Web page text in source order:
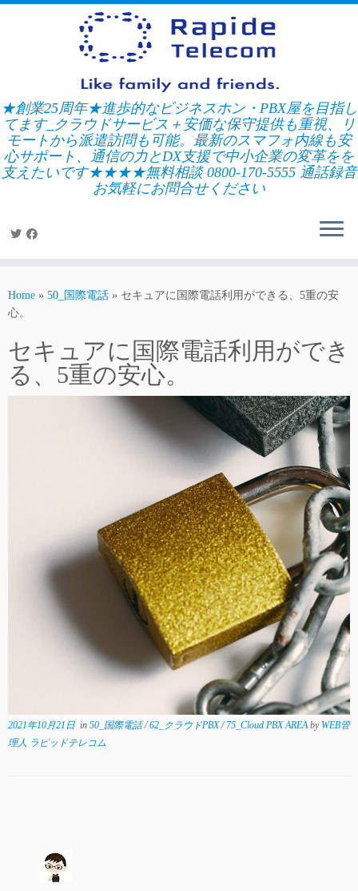
Skip
★創業25周年★進歩的なビジネスホン・PBX屋を目指し
てます_クラウドサービス＋安価な保守提供も重視、リ
モートから派遣訪問も可能。最新のスマフォ内線も安
心サポート、通信の力とDX支援で中小企業の変革をを
支えたいです★★★★無料相談 0800-170-5555 通話録音
お気軽にお問合せください
Home » 50_国際電話 » セキュアに国際電話利用ができる、5重の安
心。
セキュアに国際電話利用ができ
る、5重の安心。
2021年10月21日 in 50_国際電話/62_クラウドPBX/ 75_Cloud PBX AREAby WEB管
理人 ラピッドテレコム